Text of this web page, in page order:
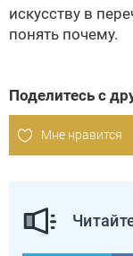
искусству в
понять почему.
Поделитесь с
Мне нравится